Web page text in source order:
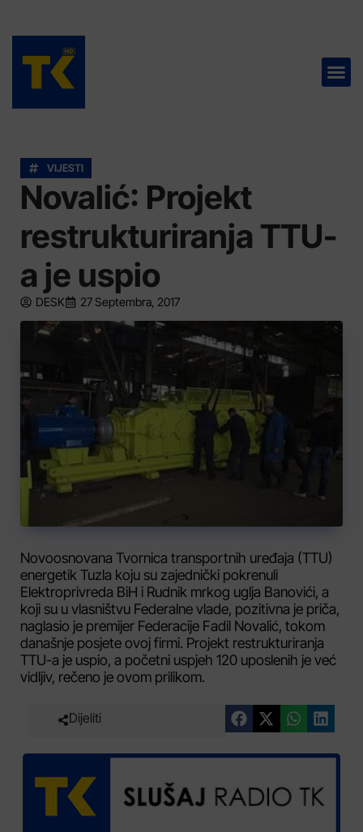
VIJESTI
Novalić: Projekt
restrukturiranja TTU-
a je uspio
DESK 27 Septembra, 2017
Novoosnovana Tvornica transportnih uređaja (TTU)
energetik Tuzla koju su zajednički pokrenuli
Elektroprivreda BiH i Rudnik mrkog uglja Banovići, a
koji su u vlasništvu Federalne vlade, pozitivna je priča,
naglasio je premijer Federacije Fadil Novalić, tokom
današnje posjete ovoj firmi. Projekt restrukturiranja
TTU-a je uspio, a početni uspjeh 120 uposlenih je već
vidljiv, rečeno je ovom prilikom.
Dijeliti